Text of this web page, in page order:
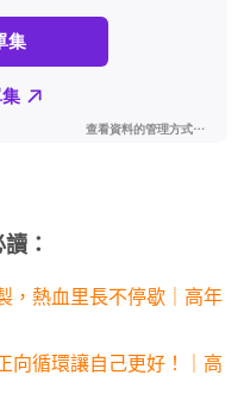
：
，熱血里長不停歇｜高年
向循環讓自己更好！｜高